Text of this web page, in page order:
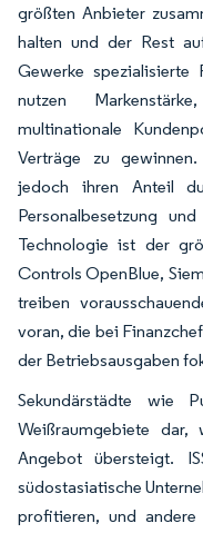
größten Anbieter
halten und der Rest
Gewerke spezialisierte
nutzen
multinationale
Verträge zu
jedoch ihren Anteil
Personalbesetzung
Technologie ist der
Controls OpenBlue,
treiben
voran, die bei
der Betriebsausgaben
Sekundärstädte wie
Weißraumgebiete
Angebot übersteigt.
südostasiatische
profitieren, und andere